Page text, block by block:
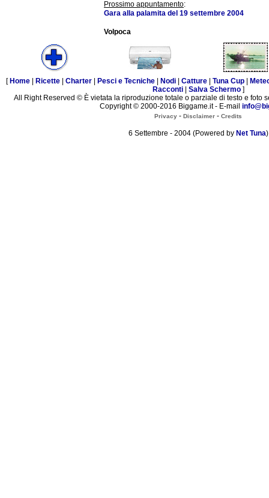
Prossimo appuntamento:
Gara alla palamita del 19 settembre 2004
Volpoca
[ Home Ricette Charter Pesci e Tecniche Nodi Catture Tuna Cup
Racconti| Salva Schermo]
All Right Reserved © È vietata la riproduzione totale o parziale di testo e foto
Copyright © 2000-2016 Biggame.it - E-mail
Privacy - Disclaimer - Credits
6 Settembre - 2004 (Powered by Net Tuna)